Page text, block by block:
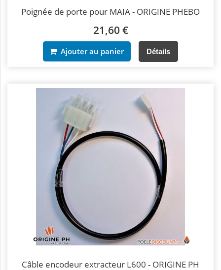
Poignée de porte pour MAIA - ORIGINE PHEBO
21,60 €
Ajouter au panier Détails
Câble encodeur extracteur L600 - ORIGINE PH